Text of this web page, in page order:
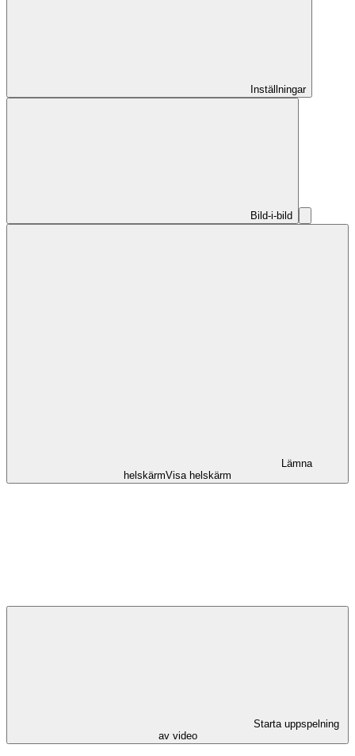
Inställningar
Bild-i-bild
Lämna
helskärmVisa helskärm
Starta uppspelning
av video